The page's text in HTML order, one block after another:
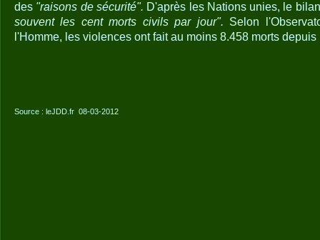
des "raisons de sécurité". D'après les Nations unies, le
souvent les cent morts civils par jour". Selon
l'Homme, les violences ont fait au moins 8.458 morts depuis
Source : leJDD.fr 08-03-2012